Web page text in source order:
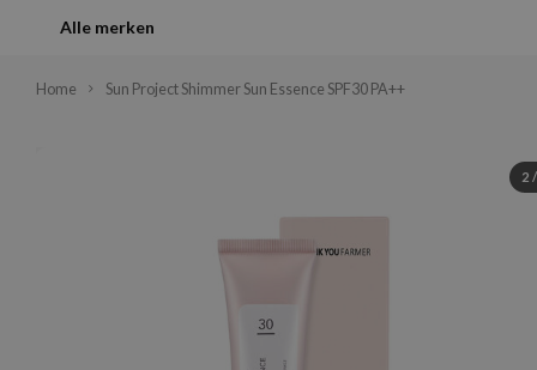
Alle merken
Home Sun Project Shimmer Sun Essence SPF30 PA++
2